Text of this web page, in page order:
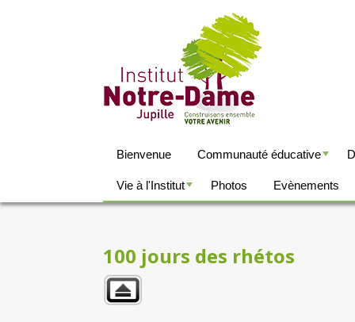
Bienvenue Communauté éducative
Vie à l'Institut Photos Evènements
100 jours des rhétos